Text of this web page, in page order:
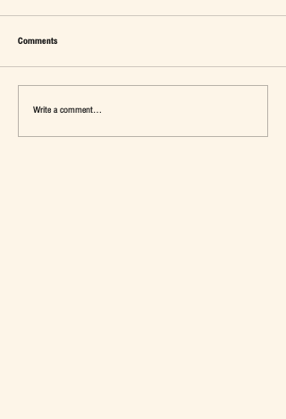
เมื่อ Self-concept ถูกเติมเต็ม Fashion อาจ
จะไม่ใช่คำตอบ
Comments
Write a comment...